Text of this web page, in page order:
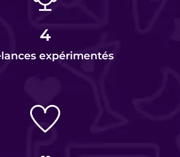
4
expérimentés